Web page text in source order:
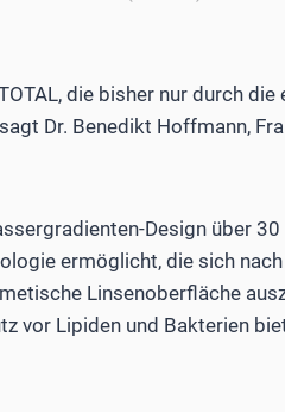
die bisher nur durch die
Dr. Benedikt Hoffmann,
Design über
ermöglicht, die sich
Linsenoberfläche
vor Lipiden und Bakterien